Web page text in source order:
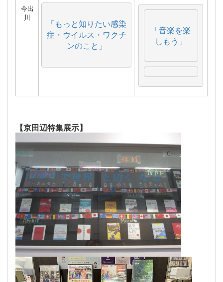
今出
川
「もっと知りたい感染
症・ウイルス・ワクチ
ンのこと」
「音楽を楽
しもう」
【京田辺特集展示】